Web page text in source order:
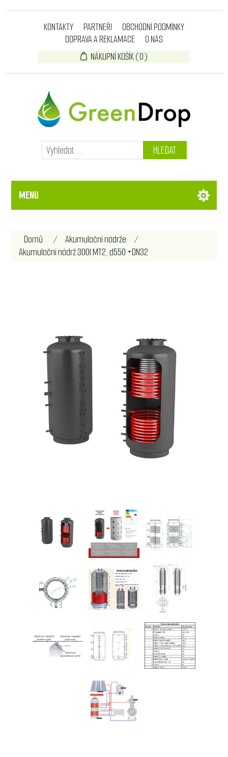
KONTAKTY PARTNEŘI
OBCHODNÍ PODMÍNKY
DOPRAVA A REKLAMACE
O NÁS
NÁKUPNÍ KOŠÍK(0)
HLEDAT
MENU
Domů / Akumulační nádrže
/
Akumulační nádrž 300l MT2, d550 +DN32
Název atributu